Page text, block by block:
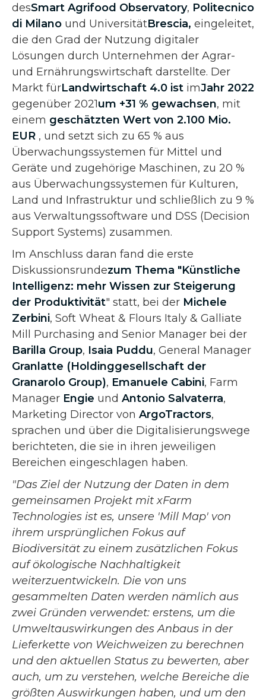
desSmart Agrifood Observatory, Politecnico
di Milano und UniversitätBrescia, eingeleitet,
die den Grad der Nutzung digitaler
Lösungen durch Unternehmen der Agrar-
und Ernährungswirtschaft darstellte. Der
Markt fürLandwirtschaft 4.0 ist imJahr 2022
gegenüber 2021um +31 % gewachsen, mit
einem geschätzten Wert von 2.100 Mio.
EUR , und setzt sich zu 65 % aus
Überwachungssystemen für Mittel und
Geräte und zugehörige Maschinen, zu 20 %
aus Überwachungssystemen für Kulturen,
Land und Infrastruktur und schließlich zu 9 %
aus Verwaltungssoftware und DSS (Decision
Support Systems) zusammen.
Im Anschluss daran fand die erste
Diskussionsrundezum Thema "Künstliche
Intelligenz: mehr Wissen zur Steigerung
der Produktivität" statt, bei der Michele
Zerbini, Soft Wheat & Flours Italy & Galliate
Mill Purchasing and Senior Manager bei der
Barilla Group, Isaia Puddu, General Manager
Granlatte (Holdinggesellschaft der
Granarolo Group), Emanuele Cabini, Farm
Manager Engie und Antonio Salvaterra,
Marketing Director von ArgoTractors,
sprachen und über die Digitalisierungswege
berichteten, die sie in ihren jeweiligen
Bereichen eingeschlagen haben.
"Das Ziel der Nutzung der Daten in dem
gemeinsamen Projekt mit xFarm
Technologies ist es, unsere 'Mill Map' von
ihrem ursprünglichen Fokus auf
Biodiversität zu einem zusätzlichen Fokus
auf ökologische Nachhaltigkeit
weiterzuentwickeln. Die von uns
gesammelten Daten werden nämlich aus
zwei Gründen verwendet: erstens, um die
Umweltauswirkungen des Anbaus in der
Lieferkette von Weichweizen zu berechnen
und den aktuellen Status zu bewerten, aber
auch, um zu verstehen, welche Bereiche die
größten Auswirkungen haben, und um den